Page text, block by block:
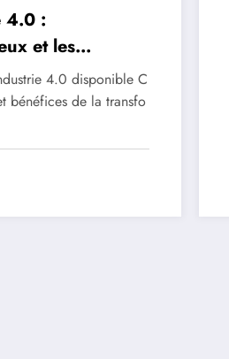
4.0 :
et les
4.0 disponible C
bénéfices de la transfo